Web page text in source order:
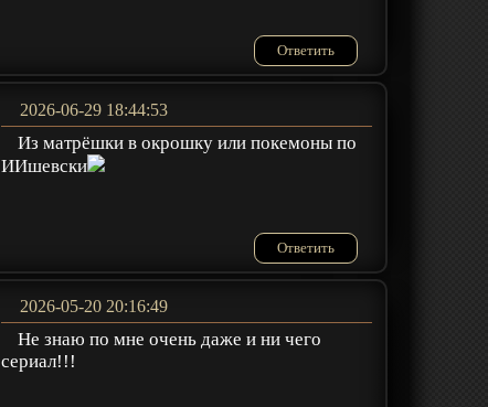
Ответить
2026-06-29 18:44:53
Из матрёшки в окрошку или покемоны по
ИИшевски
Ответить
2026-05-20 20:16:49
Не знаю по мне очень даже и ни чего
сериал!!!